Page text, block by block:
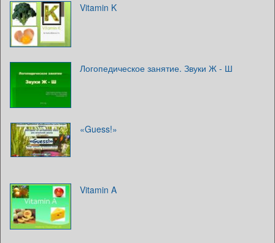
Vitamin K
Логопедическое занятие. Звуки Ж - Ш
«Guess!»
Vitamin A